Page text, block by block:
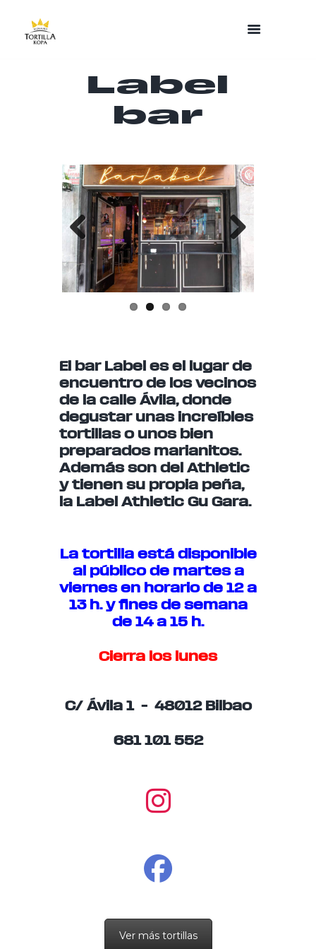
Label
bar
Previo
us
Next
El bar Label es el lugar de
encuentro de los vecinos
de la calle Ávila, donde
degustar unas increíbles
tortillas o unos bien
preparados marianitos.
Además son del Athletic
y tienen su propia peña,
la Label Athletic Gu Gara.
La tortilla está disponible
al público de martes a
viernes en horario de 12 a
13 h. y fines de semana
de 14 a 15 h.
Cierra los lunes
C/ Ávila 1 – 48012 Bilbao
681 101 552
Ver más tortillas